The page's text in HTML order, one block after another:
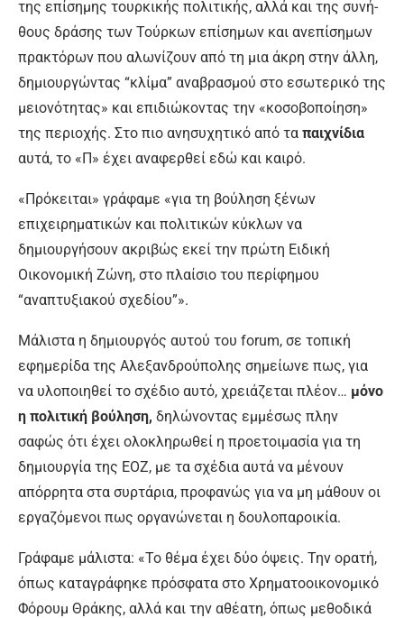
της επίσημης τουρκικής πολιτικής, αλλά και της συνή­
θους δράσης των Τούρκων επίσημων και ανεπίσημων
πρακτόρων που αλωνίζουν από τη μια άκρη στην άλλη,
δημιουργώντας “κλίμα” αναβρασμού στο εσωτερικό της
μειονότητας» και επιδιώκοντας την «κοσοβοποίηση»
της περιοχής. Στο πιο ανησυχητικό από τα παιχνίδια
αυτά, το «Π» έχει αναφερθεί εδώ και καιρό.
«Πρόκειται» γράφαμε «για τη βούληση ξένων
επιχειρηματικών και πολιτικών κύ­κλων να
δημιουργήσουν ακριβώς εκεί την πρώτη Ειδική
Οικονομική Ζώνη, στο πλαί­σιο του περίφημου
“αναπτυξιακού σχεδί­ου”».
Μάλιστα η δημιουργός αυτού του forum, σε τοπική
εφημερίδα της Αλεξανδρούπο­λης σημείωνε πως, για
να υλοποιηθεί το σχέδιο αυτό, χρειάζεται πλέον… μόνο
η πολιτική βούληση, δηλώνοντας εμμέσως πλην
σαφώς ότι έχει ολοκληρωθεί η προ­ετοιμασία για τη
δημιουργία της ΕΟΖ, με τα σχέδια αυτά να μένουν
απόρρητα στα συρτάρια, προφανώς για να μη μάθουν οι
εργαζόμενοι πως οργανώνεται η δουλοπα­ροικία.
Γράφαμε μάλιστα: «Το θέμα έχει δύο όψεις. Την ορατή,
όπως καταγράφηκε πρόσφατα στο Χρηματοοικονομικό
Φό­ρουμ Θράκης, αλλά και την αθέατη, όπως μεθοδικά